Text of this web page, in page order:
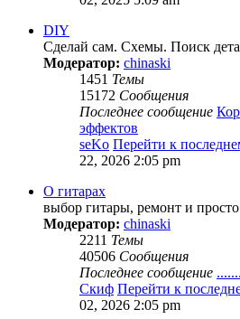
DIY
Сделай сам. Схемы. Поиск
Модератор: chinaski
1451 Темы
15172 Сообщения
Последнее сообщение
эффектов
seKo Перейти к
22, 2026 2:05 pm
О гитарах
выбор гитары, ремонт и
Модератор: chinaski
2211 Темы
40506 Сообщения
Последнее сообщение
Скиф Перейти к
02, 2026 2:05 pm